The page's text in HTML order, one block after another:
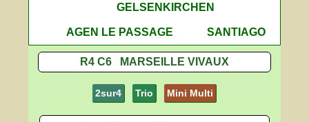
GELSENKIRCHEN
AGEN LE PASSAGE
SANTIAGO
R4 C6 MARSEILLE VIVAUX
2sur4 Trio Mini Multi